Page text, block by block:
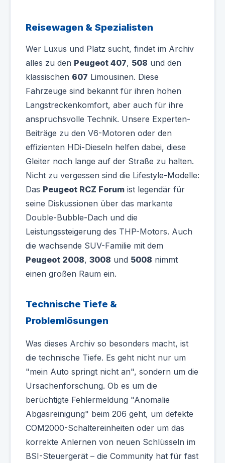
Reisewagen & Spezialisten
Wer Luxus und Platz sucht, findet im Archiv
alles zu den Peugeot 407, 508 und den
klassischen 607 Limousinen. Diese
Fahrzeuge sind bekannt für ihren hohen
Langstreckenkomfort, aber auch für ihre
anspruchsvolle Technik. Unsere Experten-
Beiträge zu den V6-Motoren oder den
effizienten HDi-Dieseln helfen dabei, diese
Gleiter noch lange auf der Straße zu halten.
Nicht zu vergessen sind die Lifestyle-Modelle:
Das Peugeot RCZ Forum ist legendär für
seine Diskussionen über das markante
Double-Bubble-Dach und die
Leistungssteigerung des THP-Motors. Auch
die wachsende SUV-Familie mit dem
Peugeot 2008, 3008 und 5008 nimmt
einen großen Raum ein.
Technische Tiefe &
Problemlösungen
Was dieses Archiv so besonders macht, ist
die technische Tiefe. Es geht nicht nur um
"mein Auto springt nicht an", sondern um die
Ursachenforschung. Ob es um die
berüchtigte Fehlermeldung "Anomalie
Abgasreinigung" beim 206 geht, um defekte
COM2000-Schaltereinheiten oder um das
korrekte Anlernen von neuen Schlüsseln im
BSI-Steuergerät – die Community hat für fast